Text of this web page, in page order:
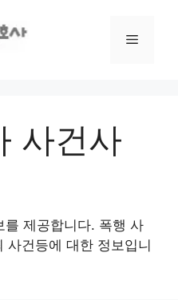
사건사
를 제공합니다. 폭행 사
사건등에 대한 정보입니